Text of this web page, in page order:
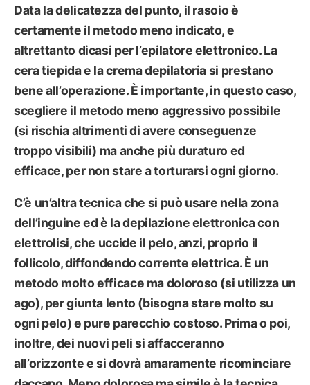
Data la delicatezza del punto,il rasoio è
certamente il metodo meno indicato, e
altrettanto dicasi per l’epilatore elettronico. La
cera tiepidae lacrema depilatoriasi prestano
bene all’operazione. È importante, in questo caso,
scegliere il metodo meno aggressivo possibile
(si rischia altrimenti di avere conseguenze
troppo visibili) ma anche più duraturo ed
efficace, per non stare a torturarsi ogni giorno.
C’è un’altra tecnica che si può usare nella zona
dell’inguine ed è ladepilazione elettronica con
elettrolisi, che uccide il pelo, anzi, proprio il
follicolo, diffondendo corrente elettrica. È un
metodo molto efficace ma doloroso (si utilizza un
ago), per giunta lento (bisogna stare molto su
ogni pelo) e pure parecchio costoso. Prima o poi,
inoltre, dei nuovi peli si affacceranno
all’orizzonte e si dovrà amaramente ricominciare